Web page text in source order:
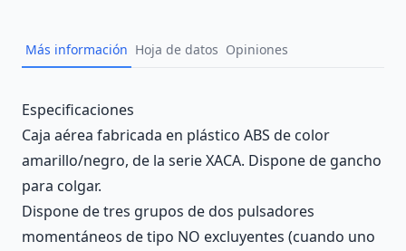
Más información Hoja de datos Opiniones
Description
Especificaciones
Caja aérea fabricada en plástico ABS de color
amarillo/negro, de la serie XACA. Dispone de gancho
para colgar.
Dispone de tres grupos de dos pulsadores
momentáneos de tipo NO excluyentes (cuando uno